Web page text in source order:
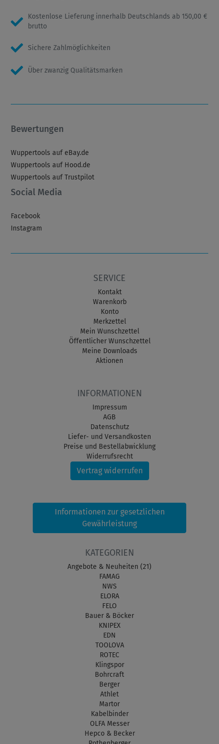
Kostenlose Lieferung innerhalb Deutschlands ab 150,00 €
brutto
Sichere Zahlmöglichkeiten
Über zwanzig Qualitätsmarken
Bewertungen
Wuppertools auf eBay.de
Wuppertools auf Hood.de
Wuppertools auf Trustpilot
Social Media
Facebook
Instagram
SERVICE
Kontakt
Warenkorb
Konto
Merkzettel
Mein Wunschzettel
Öffentlicher Wunschzettel
Meine Downloads
Aktionen
INFORMATIONEN
Impressum
AGB
Datenschutz
Liefer- und Versandkosten
Preise und Bestellabwicklung
Widerrufsrecht
Vertrag widerrufen
Informationen zur gesetzlichen
Gewährleistung
KATEGORIEN
Angebote & Neuheiten (21)
FAMAG
NWS
ELORA
FELO
Bauer & Böcker
KNIPEX
EDN
TOOLOVA
ROTEC
Klingspor
Bohrcraft
Berger
Athlet
Martor
Kabelbinder
OLFA Messer
Hepco & Becker